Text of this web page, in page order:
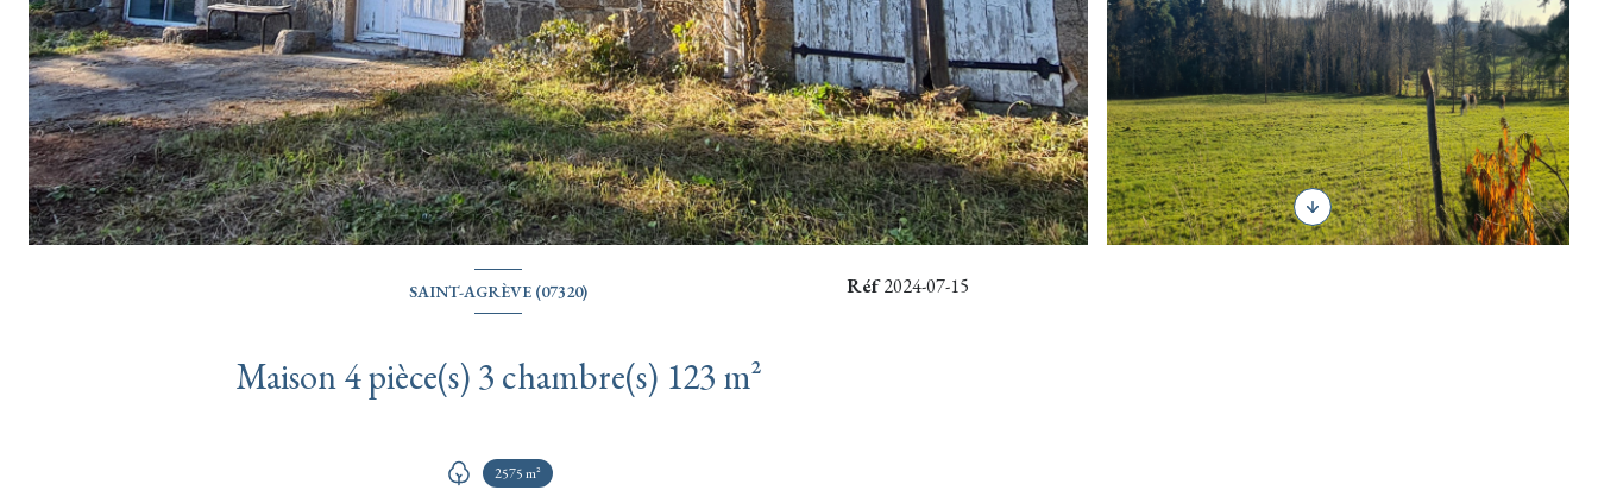
SAINT-AGRÈVE (07320)
Maison 4 pièce(s) 3 chambre(s) 123 m²
2575 m²
Réf2024-07-15